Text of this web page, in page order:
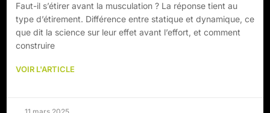
Faut-il s’étirer avant la musculation ? La réponse tient au
type d’étirement. Différence entre statique et dynamique, ce
que dit la science sur leur effet avant l’effort, et comment
construire
VOIR L'ARTICLE